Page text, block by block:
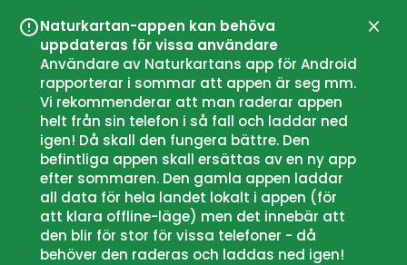
Naturkartan-appen kan behöva
uppdateras för vissa användare
Användare av Naturkartans app för Android
rapporterar i sommar att appen är seg mm.
Vi rekommenderar att man raderar appen
helt från sin telefon i så fall och laddar ned
igen! Då skall den fungera bättre. Den
befintliga appen skall ersättas av en ny app
efter sommaren. Den gamla appen laddar
all data för hela landet lokalt i appen (för
att klara offline-läge) men det innebär att
den blir för stor för vissa telefoner - då
behöver den raderas och laddas ned igen!